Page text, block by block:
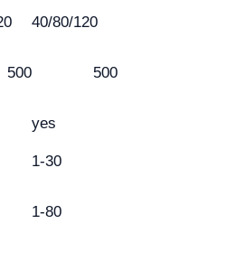
40/80/120
500 500
yes
1-30
1-80